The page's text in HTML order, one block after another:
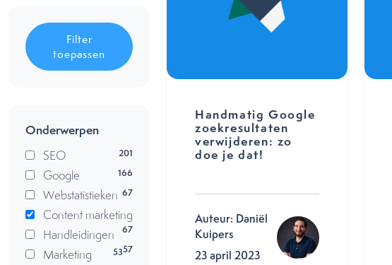
Filter
toepassen
Onderwerpen
SEO 201
Google 166
Webstatistieken 67
Content marketing
67
Handleidingen
57
Marketing 53
Handmatig Google
zoekresultaten
verwijderen: zo
doe je dat!
Auteur: Daniël
Kuipers
23 april 2023